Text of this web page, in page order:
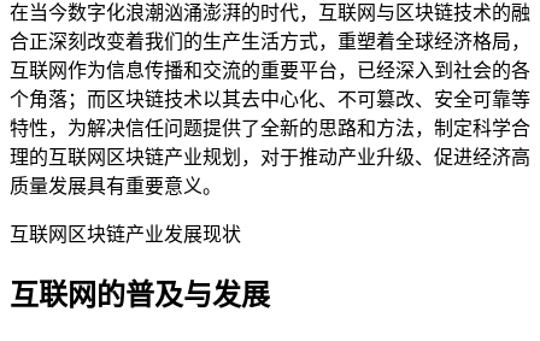
在当今数字化浪潮汹涌澎湃的时代，互联网与区块链技术的融
合正深刻改变着我们的生产生活方式，重塑着全球经济格局，
互联网作为信息传播和交流的重要平台，已经深入到社会的各
个角落；而区块链技术以其去中心化、不可篡改、安全可靠等
特性，为解决信任问题提供了全新的思路和方法，制定科学合
理的互联网区块链产业规划，对于推动产业升级、促进经济高
质量发展具有重要意义。
互联网区块链产业发展现状
互联网的普及与发展